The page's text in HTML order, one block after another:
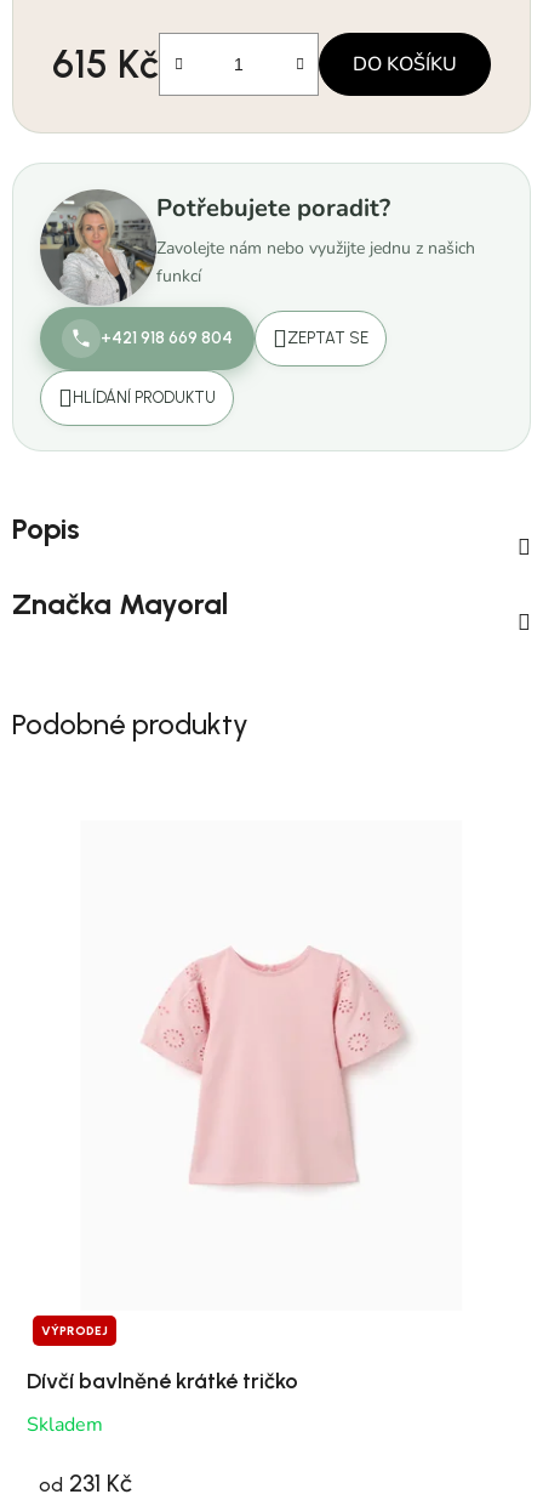
615 Kč DO KOŠÍKU
Potřebujete poradit?
Zavolejte nám nebo využijte jednu z našich
funkcí
+421 918 669 804 ZEPTAT SE
HLÍDÁNÍ PRODUKTU
Popis
Značka Mayoral
Podobné produkty
VÝPRODEJ
Dívčí bavlněné krátké tričko
Skladem
od 231 Kč